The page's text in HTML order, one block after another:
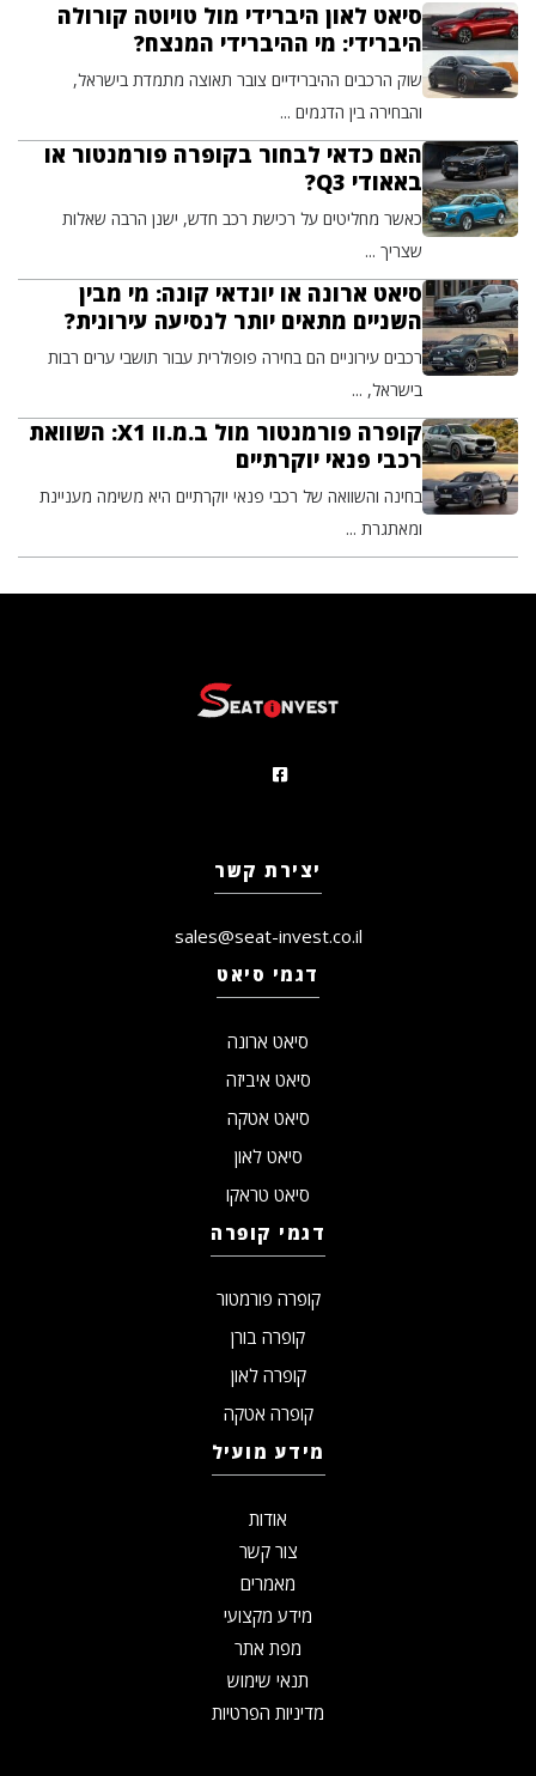
סיאט לאון היברידי מול טויוטה קורולה
היברידי: מי ההיברידי המנצח?
שוק הרכבים ההיברידיים צובר תאוצה מתמדת בישראל,
והבחירה בין הדגמים ...
האם כדאי לבחור בקופרה פורמנטור או
באאודי Q3?
כאשר מחליטים על רכישת רכב חדש, ישנן הרבה שאלות
שצריך ...
סיאט ארונה או יונדאי קונה: מי מבין
השניים מתאים יותר לנסיעה עירונית?
רכבים עירוניים הם בחירה פופולרית עבור תושבי ערים רבות
בישראל, ...
קופרה פורמנטור מול ב.מ.וו X1: השוואת
רכבי פנאי יוקרתיים
בחינה והשוואה של רכבי פנאי יוקרתיים היא משימה מעניינת
ומאתגרת ...
יצירת קשר
sales@seat-invest.co.il
דגמי סיאט
סיאט ארונה
סיאט איביזה
סיאט אטקה
סיאט לאון
סיאט טראקו
דגמי קופרה
קופרה פורמטור
קופרה בורן
קופרה לאון
קופרה אטקה
מידע מועיל
אודות
צור קשר
מאמרים
מידע מקצועי
מפת אתר
תנאי שימוש
מדיניות הפרטיות